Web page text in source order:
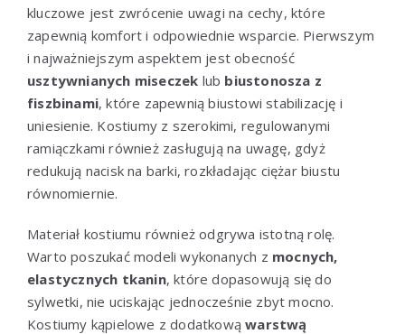
kluczowe jest zwrócenie uwagi na cechy, które
zapewnią komfort i odpowiednie wsparcie. Pierwszym
i najważniejszym aspektem jest obecność
usztywnianych miseczek lub biustonosza z
fiszbinami, które zapewnią biustowi stabilizację i
uniesienie. Kostiumy z szerokimi, regulowanymi
ramiączkami również zasługują na uwagę, gdyż
redukują nacisk na barki, rozkładając ciężar biustu
równomiernie.
Materiał kostiumu również odgrywa istotną rolę.
Warto poszukać modeli wykonanych z mocnych,
elastycznych tkanin, które dopasowują się do
sylwetki, nie uciskając jednocześnie zbyt mocno.
Kostiumy kąpielowe z dodatkowąwarstwą